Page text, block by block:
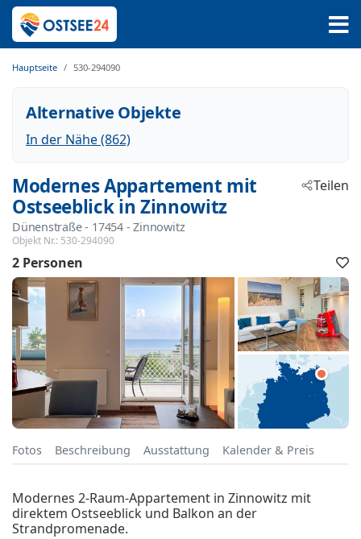
Hauptseite 530-294090
Alternative Objekte
In der Nähe (862)
Modernes Appartement mit
Ostseeblick in Zinnowitz
Dünenstraße - 17454 - Zinnowitz
Objekt Nr.: 530-294090
Teilen
2 Personen
Fotos Beschreibung Ausstattung Kalender & Preis
Modernes 2-Raum-Appartement in Zinnowitz mit
direktem Ostseeblick und Balkon an der
Strandpromenade.